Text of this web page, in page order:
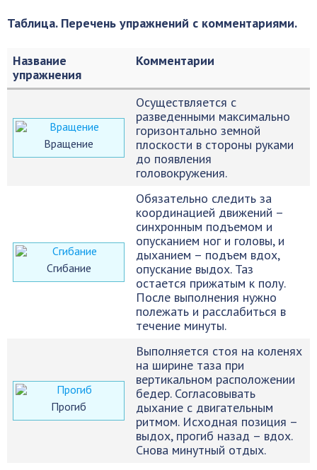
Таблица. Перечень упражнений с комментариями.
Название
упражнения
Комментарии
Вращение
Осуществляется с
разведенными максимально
горизонтально земной
плоскости в стороны руками
до появления
головокружения.
Сгибание
Обязательно следить за
координацией движений –
синхронным подъемом и
опусканием ног и головы, и
дыханием – подъем вдох,
опускание выдох. Таз
остается прижатым к полу.
После выполнения нужно
полежать и расслабиться в
течение минуты.
Прогиб
Выполняется стоя на коленях
на ширине таза при
вертикальном расположении
бедер. Согласовывать
дыхание с двигательным
ритмом. Исходная позиция –
выдох, прогиб назад – вдох.
Снова минутный отдых.